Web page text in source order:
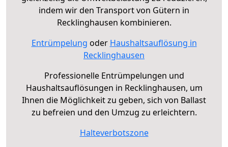
indem wir den Transport von Gütern in
Recklinghausen kombinieren.
Entrümpelung oder Haushaltsauflösung in
Recklinghausen
Professionelle Entrümpelungen und
Haushaltsauflösungen in Recklinghausen, um
Ihnen die Möglichkeit zu geben, sich von Ballast
zu befreien und den Umzug zu erleichtern.
Halteverbotszone